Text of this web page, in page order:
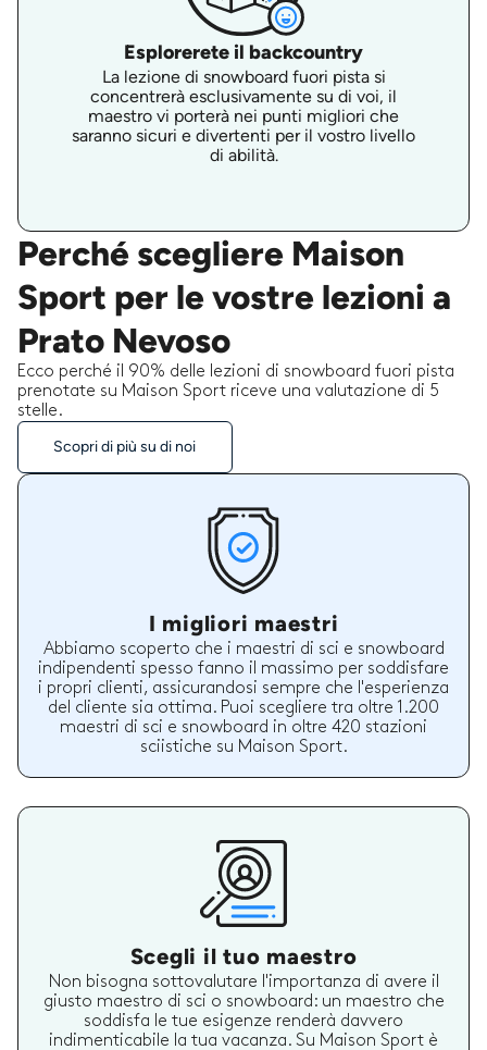
Esplorerete il backcountry
La lezione di snowboard fuori pista si
concentrerà esclusivamente su di voi, il
maestro vi porterà nei punti migliori che
saranno sicuri e divertenti per il vostro livello
di abilità.
Perché scegliere Maison
Sport per le vostre lezioni a
Prato Nevoso
Ecco perché il 90% delle lezioni di snowboard fuori pista
prenotate su Maison Sport riceve una valutazione di 5
stelle.
Scopri di più su di noi
I migliori maestri
Abbiamo scoperto che i maestri di sci e snowboard
indipendenti spesso fanno il massimo per soddisfare
i propri clienti, assicurandosi sempre che l'esperienza
del cliente sia ottima. Puoi scegliere tra oltre 1.200
maestri di sci e snowboard in oltre 420 stazioni
sciistiche su Maison Sport.
Scegli il tuo maestro
Non bisogna sottovalutare l'importanza di avere il
giusto maestro di sci o snowboard: un maestro che
soddisfa le tue esigenze renderà davvero
indimenticabile la tua vacanza. Su Maison Sport è